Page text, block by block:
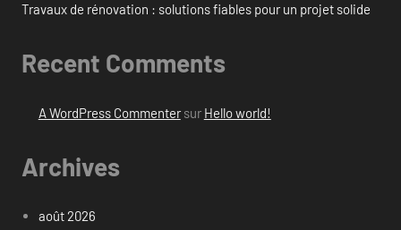
Travaux de rénovation : solutions fiables pour un projet solide
Recent Comments
A WordPress Commentersur Hello world!
Archives
août 2026